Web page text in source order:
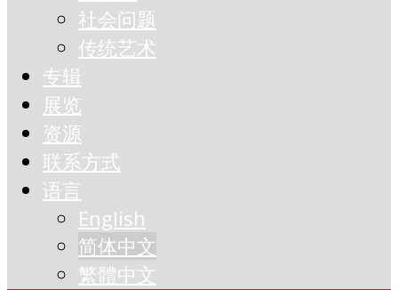
社会问题
传统艺术
专辑
展览
资源
联系方式
语言
English
简体中文
繁體中文